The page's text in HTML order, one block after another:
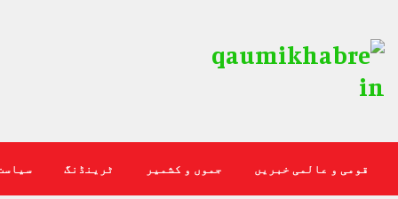
ٹرینڈنگ جموں و کشمیر قومی و عالمی خبریں